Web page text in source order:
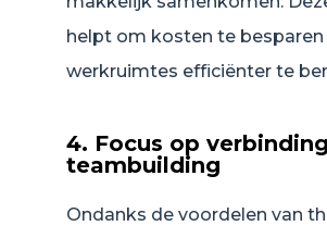
helpt om kosten te besparen
werkruimtes efficiënter te
4. Focus op
teambuilding
Ondanks de voordelen van